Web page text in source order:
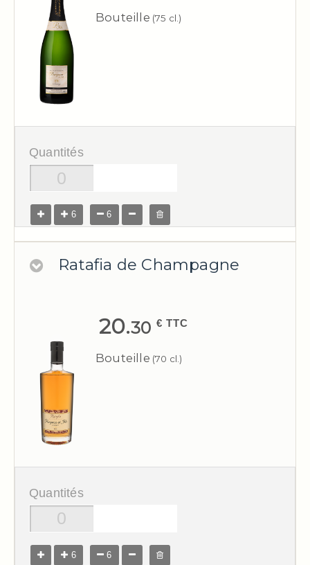
Bouteille (75 cl.)
Quantités
6 6
Ratafia de Champagne
20.30 € TTC
Bouteille (70 cl.)
Quantités
6 6